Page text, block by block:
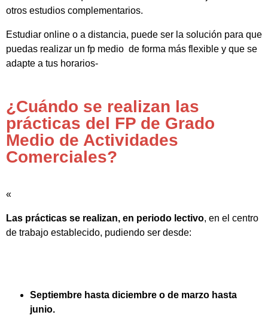
otros estudios complementarios.
Estudiar online o a distancia, puede ser la solución para que
puedas realizar un fp medio de forma más flexible y que se
adapte a tus horarios-
¿Cuándo se realizan las
prácticas del FP de Grado
Medio de Actividades
Comerciales?
«
Las prácticas se realizan, en periodo lectivo, en el centro
de trabajo establecido, pudiendo ser desde:
Septiembre hasta diciembre o de marzo hasta
junio.